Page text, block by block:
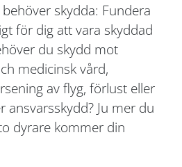
skydda: Fundera
för dig att vara skyddad
du skydd mot
medicinsk vård,
av flyg, förlust eller
ansvarsskydd? Ju mer du
dyrare kommer din